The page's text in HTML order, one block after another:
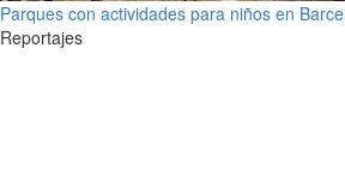
Parques con actividades para niños en
Reportajes